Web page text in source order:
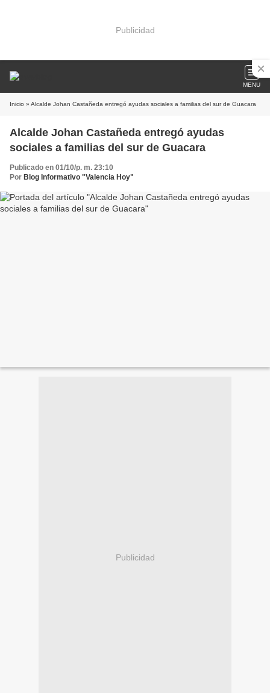
Publicidad
MENU
Inicio » Alcalde Johan Castañeda entregó ayudas sociales a familias del sur de Guacara
Alcalde Johan Castañeda entregó ayudas
sociales a familias del sur de Guacara
Publicado en 01/10/p. m. 23:10
Por Blog Informativo "Valencia Hoy"
Publicidad